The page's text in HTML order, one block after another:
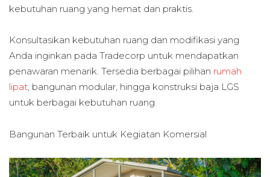
kebutuhan ruang yang hemat dan praktis.
Konsultasikan kebutuhan ruang dan modifikasi yang
Anda inginkan pada Tradecorp untuk mendapatkan
penawaran menarik. Tersedia berbagai pilihan rumah
lipat, bangunan modular, hingga konstruksi baja LGS
untuk berbagai kebutuhan ruang.
Bangunan Terbaik untuk Kegiatan Komersial